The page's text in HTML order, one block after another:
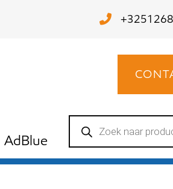
AdBlue
Producten
zoeken